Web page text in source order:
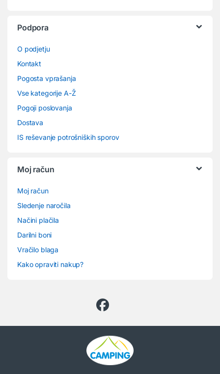
Podpora
O podjetju
Kontakt
Pogosta vprašanja
Vse kategorije A-Ž
Pogoji poslovanja
Dostava
IS reševanje potrošniških sporov
Moj račun
Moj račun
Sledenje naročila
Načini plačila
Darilni boni
Vračilo blaga
Kako opraviti nakup?